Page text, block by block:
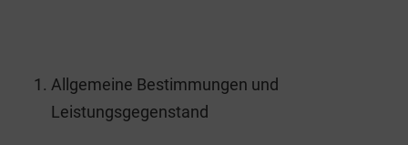
Allgemeine Bestimmungen und
Leistungsgegenstand